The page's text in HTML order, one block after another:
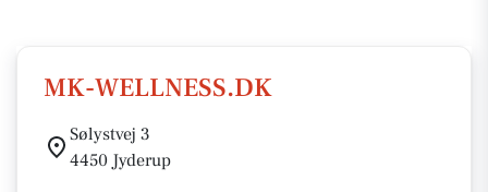
MK-WELLNESS.DK
Sølystvej 3
4450 Jyderup